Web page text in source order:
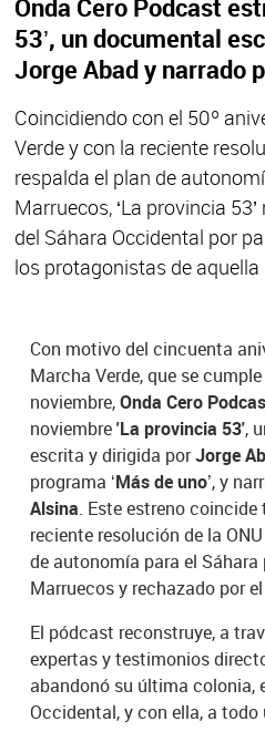
Onda Cero Podcast
53’, un documental
Jorge Abad y narrado
Coincidiendo con el 50º
Verde y con la reciente
respalda el plan de
Marruecos, ‘La provincia
del Sáhara Occidental por
los protagonistas de
Con motivo del cincuenta
Marcha Verde, que se
noviembre,Onda Cero
noviembre'La provincia 53',
escrita y dirigida porJorge
programa ‘Más de uno’, y
Alsina. Este estreno
reciente resolución de la
de autonomía para el
Marruecos y rechazado por
El pódcast reconstruye, a
expertas y testimonios
abandonó su última colonia,
Occidental, y con ella, a todo